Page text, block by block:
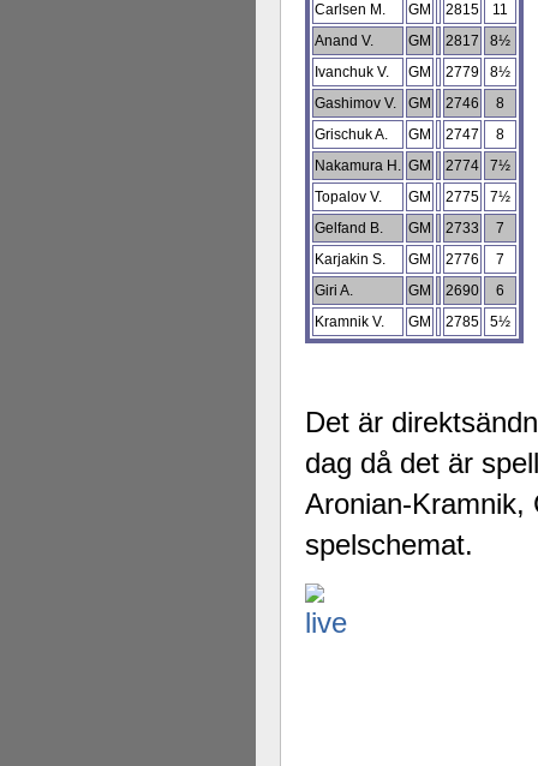
Carlsen M.
GM 2815
11
Anand V.
GM 2817
8½
Ivanchuk V.
GM 2779
8½
Gashimov V.
GM 2746
8
Grischuk A.
GM 2747
8
Nakamura H. GM 2774
7½
Topalov V.
GM 2775
7½
Gelfand B.
GM 2733
7
Karjakin S.
GM 2776
7
Giri A.
GM 2690
6
Kramnik V.
GM 2785 5½
Det är
dag då det är
Aronian-Kramnik,
spelschemat.